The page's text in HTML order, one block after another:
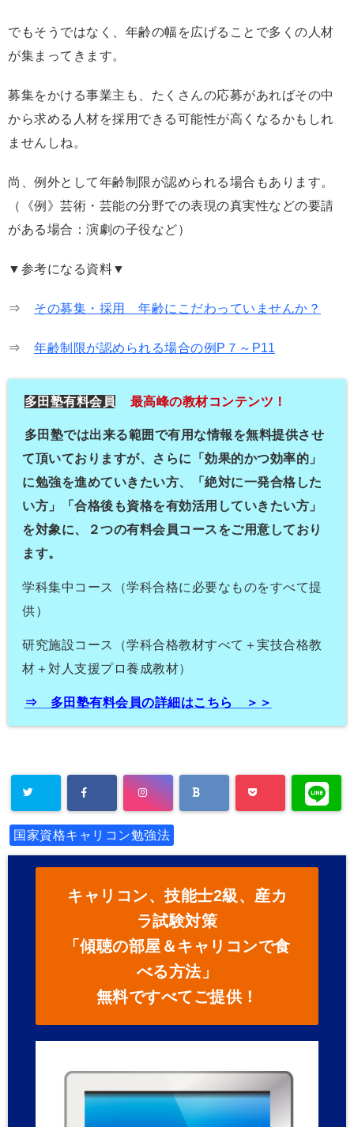
でもそうではなく、年齢の幅を広げることで多くの人材
が集まってきます。
募集をかける事業主も、たくさんの応募があればその中
から求める人材を採用できる可能性が高くなるかもしれ
ませんしね。
尚、例外として年齢制限が認められる場合もあります。
（《例》芸術・芸能の分野での表現の真実性などの要請
がある場合：演劇の子役など）
▼参考になる資料▼
⇒ その募集・採用 年齢にこだわっていませんか？
⇒ 年齢制限が認められる場合の例P７～P11
多田塾有料会員 最高峰の教材コンテンツ！
多田塾では出来る範囲で有用な情報を無料提供させ
て頂いておりますが、さらに「効果的かつ効率的」
に勉強を進めていきたい方、
「絶対に一発合格した
い方」「合格後も資格を有効活用していきたい方」
を対象に、
２つの有料会員コースをご用意しており
ます。
学科集中コース（学科合格に必要なものをすべて提
供）
研究施設コース（学科合格教材すべて＋実技合格教
材＋ 対人支援プロ養成教材）
⇒ 多田塾有料会員の詳細はこちら ＞＞
国家資格キャリコン勉強法
キャリコン、技能士2級、産カ
ラ試験対策
「傾聴の部屋＆キャリコンで食
べる方法」
無料ですべてご提供！